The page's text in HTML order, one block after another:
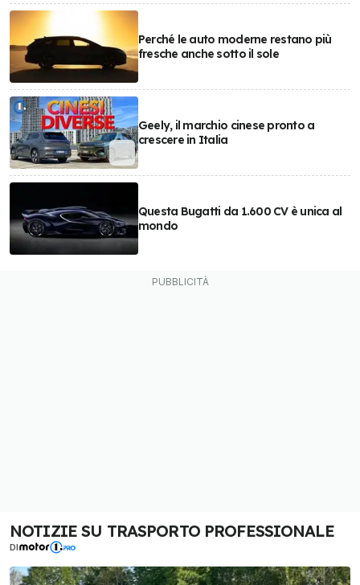
Perché le auto moderne restano più
fresche anche sotto il sole
Geely, il marchio cinese pronto a
crescere in Italia
Questa Bugatti da 1.600 CV è unica al
mondo
NOTIZIE SU TRASPORTO PROFESSIONALE
DI